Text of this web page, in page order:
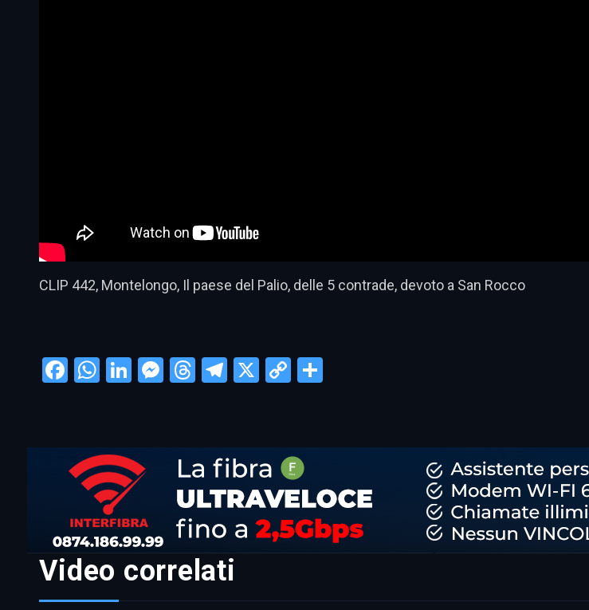
CLIP 442, Montelongo, Il paese del Palio, delle 5 contrade, devoto a San Rocco
Facebook
WhatsApp
LinkedIn
Messenger
Threads
Telegram
X CopyCondividi
Video correlati